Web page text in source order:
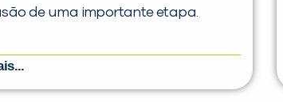
de uma importante etapa.